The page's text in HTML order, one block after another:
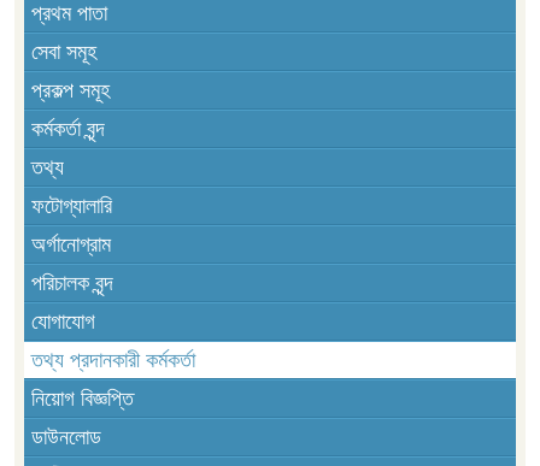
প্রথম পাতা
সেবা সমূহ
প্রকল্প সমূহ
কর্মকর্তা বৃন্দ
তথ্য
ফটোগ্যালারি
অর্গানোগ্রাম
পরিচালক বৃন্দ
যোগাযোগ
তথ্য প্রদানকারী কর্মকর্তা
নিয়োগ বিজ্ঞপ্তি
ডাউনলোড